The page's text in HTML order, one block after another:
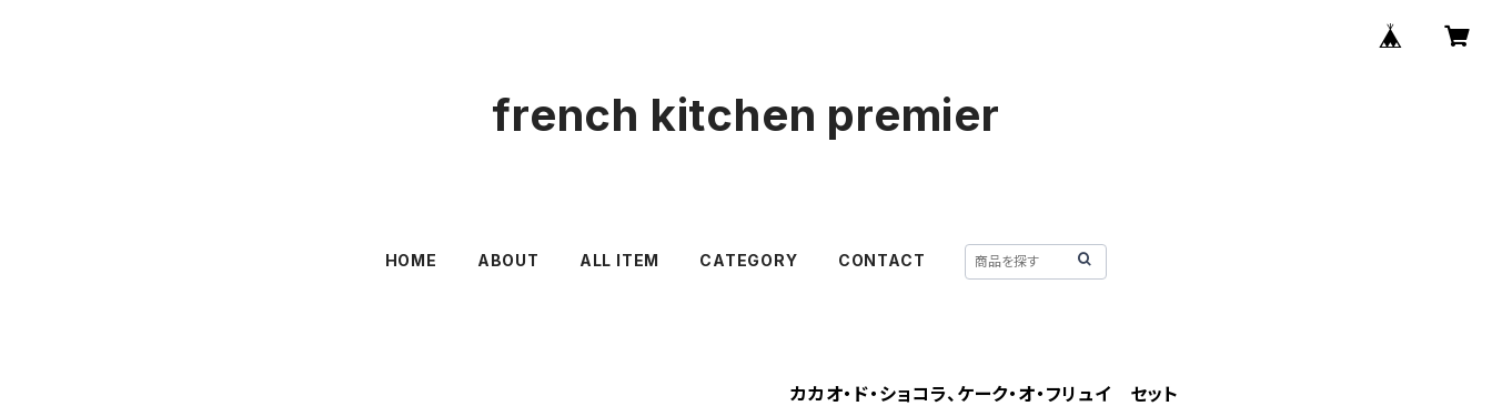
french kitchen premier
HOME ABOUT ALL ITEM CATEGORY CONTACT
カカオ・ド・ショコラ、ケーク・オ・フリュイ セット